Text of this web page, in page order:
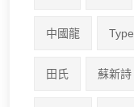
中國龍
田氏 蘇新詩